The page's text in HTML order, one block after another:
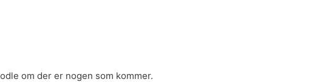
om der er nogen som kommer.